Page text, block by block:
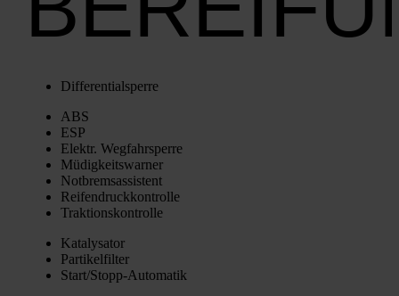
Dif­fe­ren­ti­al­sper­re
ABS
ESP
Elektr. Weg­fahr­sper­re
Müdig­keits­war­ner
Not­brems­as­sis­tent
Rei­fen­druck­kon­trol­le
Trak­ti­ons­kon­trol­le
Kata­ly­sa­tor
Par­ti­kel­fil­ter
Star­t/­Stopp-Auto­ma­tik